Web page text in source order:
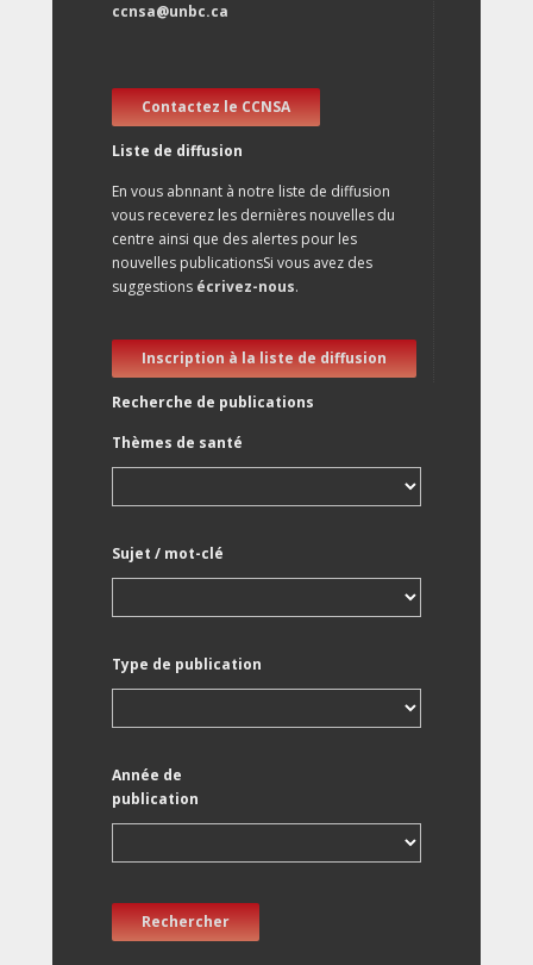
ccnsa@unbc.ca
Contactez le CCNSA
Liste de diffusion
En vous abnnant à notre liste de diffusion
vous receverez les dernières nouvelles du
centre ainsi que des alertes pour les
nouvelles publicationsSi vous avez des
suggestions écrivez-nous.
Inscription à la liste de diffusion
Recherche de publications
Thèmes de santé
Sujet / mot-clé
Type de publication
Année de
publication
Rechercher